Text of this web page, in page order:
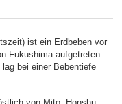
ist ein Erdbeben vor
Fukushima aufgetreten.
bei einer Bebentiefe